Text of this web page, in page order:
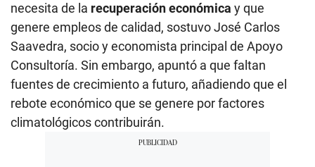
necesita de la recuperación económica y que
genere empleos de calidad, sostuvo José Carlos
Saavedra, socio y economista principal de Apoyo
Consultoría. Sin embargo, apuntó a que faltan
fuentes de crecimiento a futuro, añadiendo que el
rebote económico que se genere por factores
climatológicos contribuirán.